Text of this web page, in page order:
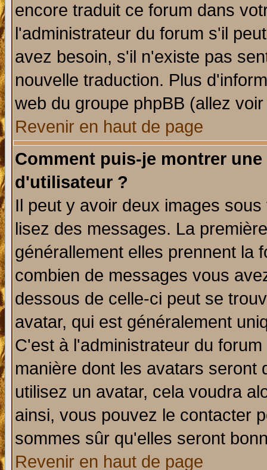
encore traduit ce forum dans
l'administrateur du forum s'il
avez besoin, s'il n'existe pas
nouvelle traduction. Plus
web du groupe phpBB (allez
Revenir en haut de page
Comment puis-je montrer
d'utilisateur ?
Il peut y avoir deux images
lisez des messages. La
générallement elles prennent la
combien de messages vous
dessous de celle-ci peut se
avatar, qui est généralement
C'est à l'administrateur du
manière dont les avatars seront
utilisez un avatar, cela voudra
ainsi, vous pouvez le contacter
sommes sûr qu'elles seront
Revenir en haut de page